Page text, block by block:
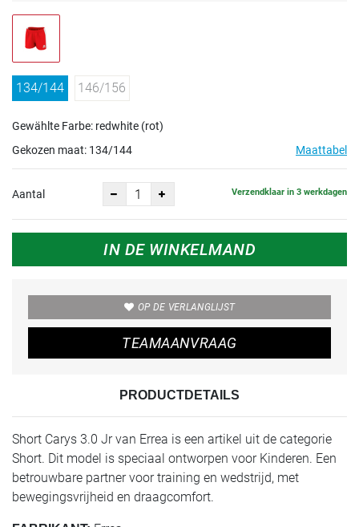
134/144 146/156
Gewählte Farbe: redwhite (rot)
Gekozen maat: 134/144 Maattabel
Aantal Verzendklaar in 3 werkdagen
IN DE WINKELMAND
OP DE VERLANGLIJST
TEAMAANVRAAG
PRODUCTDETAILS
Short Carys 3.0 Jr van Errea is een artikel uit de categorie
Short. Dit model is speciaal ontworpen voor Kinderen. Een
betrouwbare partner voor training en wedstrijd, met
bewegingsvrijheid en draagcomfort.